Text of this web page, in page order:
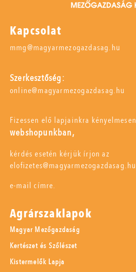
Kapcsolat
mmg@magyarmezogazdasag.hu
Szerkesztőség:
online@magyarmezogazdasag.hu
Fizessen elő lapjainkra kényelmesen
webshopunkban,
kérdés esetén kérjük írjon az
elofizetes@magyarmezogazdasag.hu
e-mail címre.
Agrárszaklapok
Magyar Mezőgazdaság
Kertészet és Szőlészet
Kistermelők Lapja